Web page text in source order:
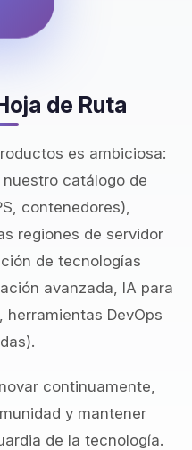
de Ruta
es ambiciosa:
catálogo de
contenedores),
regiones de servidor
de tecnologías
avanzada, IA para
DevOps
continuamente,
y mantener
de la tecnología.